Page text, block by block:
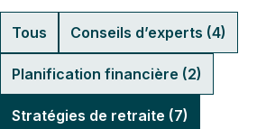
Tous Conseils d’experts (4)
Planification financière (2)
Stratégies de retraite (7)